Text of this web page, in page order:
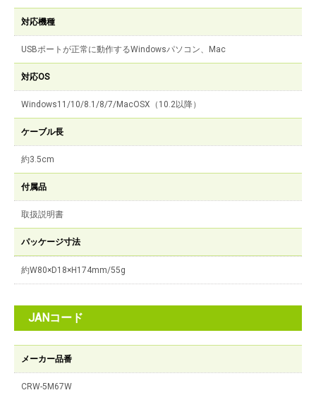
対応機種
USBポートが正常に動作するWindowsパソコン、Mac
対応OS
Windows11/10/8.1/8/7/MacOSX（10.2以降）
ケーブル長
約3.5cm
付属品
取扱説明書
パッケージ寸法
約W80×D18×H174mm/55g
JANコード
メーカー品番
CRW-5M67W